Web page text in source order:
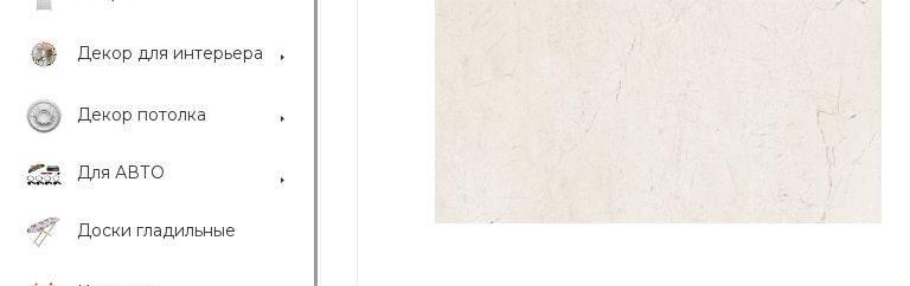
Декор для интерьера
Декор потолка
Для АВТО
Доски гладильные